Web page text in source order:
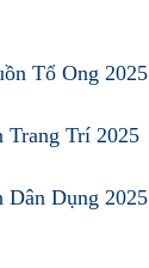
Tổ Ong 2025
Trang Trí 2025
Dân Dụng 2025